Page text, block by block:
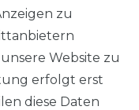
zu
Website zu
erfolgt erst
diese Daten